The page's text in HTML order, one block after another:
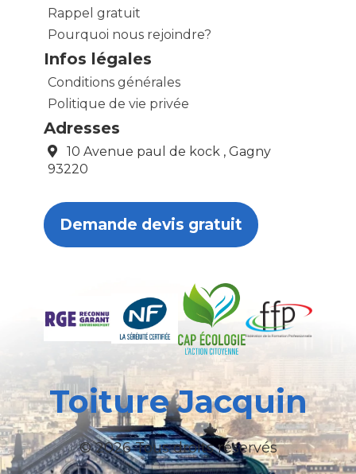
Rappel gratuit
Pourquoi nous rejoindre?
Infos légales
Conditions générales
Politique de vie privée
Adresses
10 Avenue paul de kock , Gagny
93220
Demande devis gratuit
Toiture Jacquin
© 2026 Tous droits réservés